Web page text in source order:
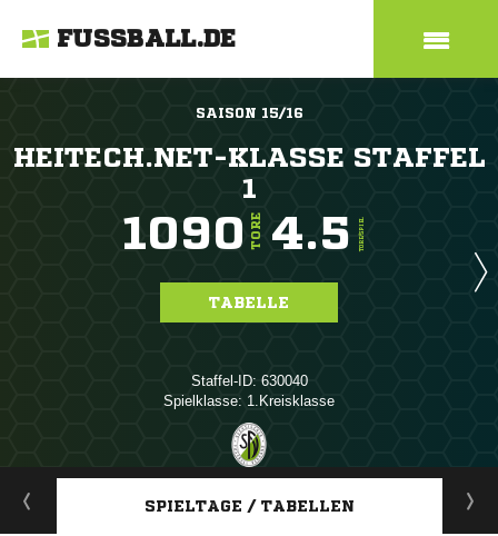
FUSSBALL.DE
SAISON 15/16
HEITECH.NET-KLASSE STAFFEL
1
1090 TORE 4.5 TORE/SPIEL
TABELLE
Staffel-ID: 630040
Spielklasse: 1.Kreisklasse
ANZEIGE
SPIELTAGE / TABELLEN